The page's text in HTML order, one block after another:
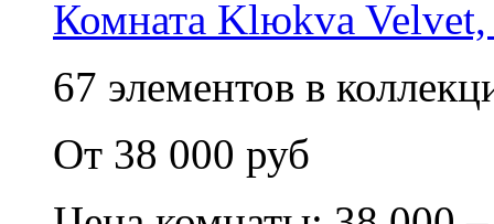
Комната Klюkva
67 элементов в
От 38 000 руб